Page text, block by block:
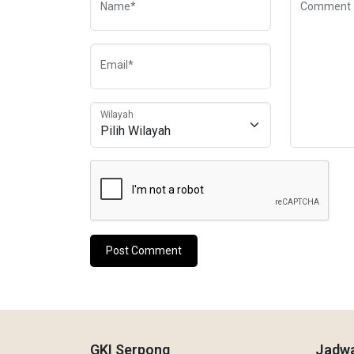
Name*
Email*
Wilayah
Comment
GKI Serpong